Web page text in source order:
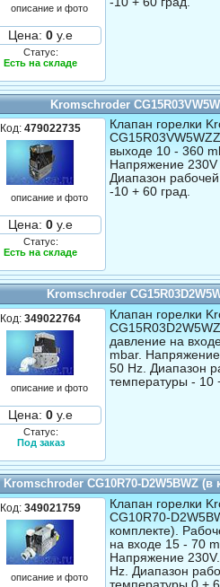
описание и фото
Цена: 0 у.е
Статус:
Есть на складе
Kromschroder
Код:479022735
описание и фото
Цена: 0 у.е
Статус:
Есть на складе
Клапан горелки
выходе 10 - 360
Напряжение 230V
Диапазон
-10 + 60 град.
Kromschroder
Код:349022764
описание и фото
Цена: 0 у.е
Статус:
Под заказ
Клапан горелки
давление на
mbar.
50 Hz. Диапазон
температуры - 10
Kromschroder CG10R70-D2W5BWZ (в
Код:349021759
описание и фото
Клапан горелки
CG10R70-
комплекте).
на входе 15 - 70
Напряжение
Hz. Диапазон